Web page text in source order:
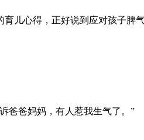
儿心得，正好说到应对孩子脾气
爸爸妈妈，有人惹我生气了。”